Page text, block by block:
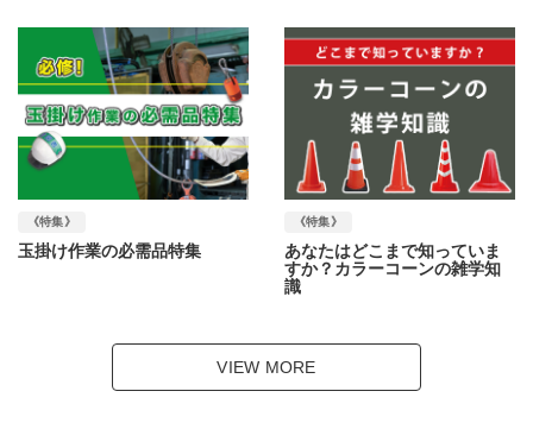
《特集》
玉掛け作業の必需品特集
《特集》
あなたはどこまで知っていま
すか？カラーコーンの雑学知
識
VIEW MORE